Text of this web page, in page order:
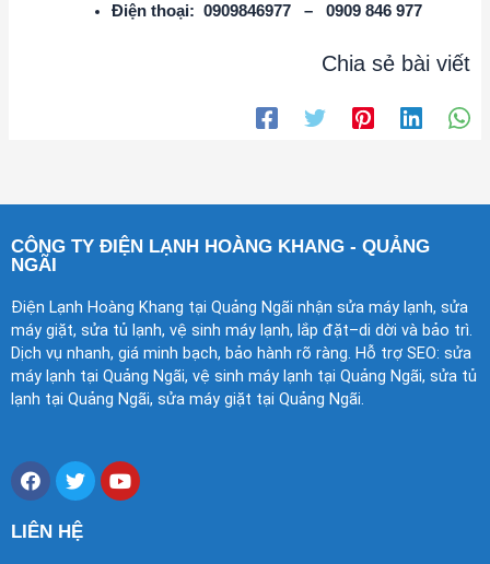
Điện thoại: 0909846977 – 0909 846 977
Chia sẻ bài viết
CÔNG TY ĐIỆN LẠNH HOÀNG KHANG - QUẢNG
NGÃI
Điện Lạnh Hoàng Khang tại Quảng Ngãi nhận sửa máy lạnh, sửa
máy giặt, sửa tủ lạnh, vệ sinh máy lạnh, lắp đặt–di dời và bảo trì.
Dịch vụ nhanh, giá minh bạch, bảo hành rõ ràng. Hỗ trợ SEO: sửa
máy lạnh tại Quảng Ngãi, vệ sinh máy lạnh tại Quảng Ngãi, sửa tủ
lạnh tại Quảng Ngãi, sửa máy giặt tại Quảng Ngãi.
F
a
e
T
w
t
Y
o
LIÊN HỆ